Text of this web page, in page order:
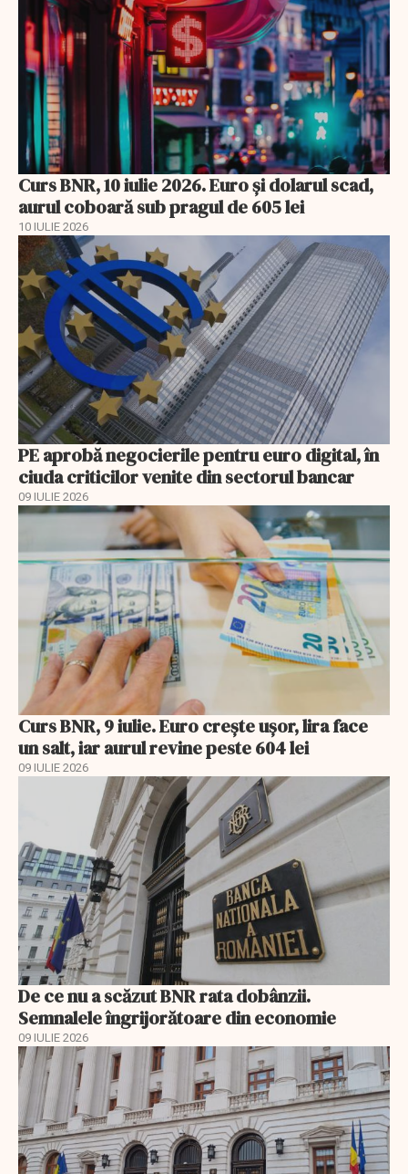
Curs BNR, 10 iulie 2026. Euro și dolarul scad,
aurul coboară sub pragul de 605 lei
10 IULIE 2026
PE aprobă negocierile pentru euro digital, în
ciuda criticilor venite din sectorul bancar
09 IULIE 2026
Curs BNR, 9 iulie. Euro crește ușor, lira face
un salt, iar aurul revine peste 604 lei
09 IULIE 2026
De ce nu a scăzut BNR rata dobânzii.
Semnalele îngrijorătoare din economie
09 IULIE 2026